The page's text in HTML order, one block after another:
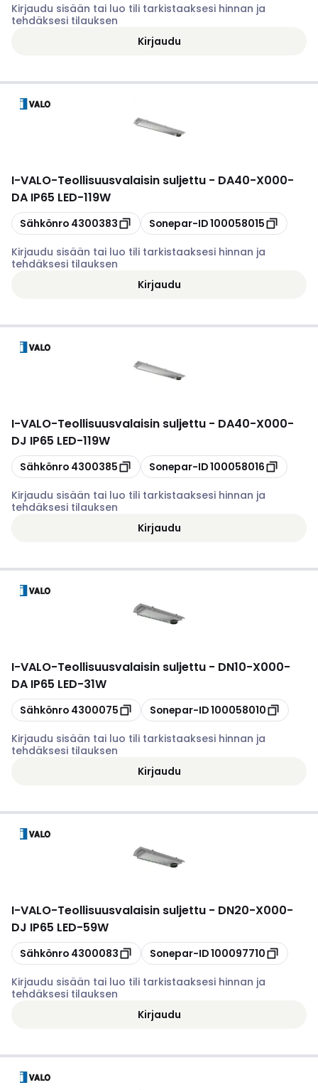
Kirjaudu sisään tai luo tili tarkistaaksesi hinnan ja
tehdäksesi tilauksen
Kirjaudu
I-VALO-Teollisuusvalaisin suljettu - DA40-X000-
DA IP65 LED-119W
Kopioi
Sähkönro 4300383 Kopioi
Sonepar-ID100058015
Kirjaudu sisään tai luo tili tarkistaaksesi hinnan ja
tehdäksesi tilauksen
Kirjaudu
I-VALO-Teollisuusvalaisin suljettu - DA40-X000-
DJ IP65 LED-119W
Kopioi
Sähkönro 4300385 Kopioi
Sonepar-ID100058016
Kirjaudu sisään tai luo tili tarkistaaksesi hinnan ja
tehdäksesi tilauksen
Kirjaudu
I-VALO-Teollisuusvalaisin suljettu - DN10-X000-
DA IP65 LED-31W
Kopioi
Sähkönro 4300075 Kopioi
Sonepar-ID100058010
Kirjaudu sisään tai luo tili tarkistaaksesi hinnan ja
tehdäksesi tilauksen
Kirjaudu
I-VALO-Teollisuusvalaisin suljettu - DN20-X000-
DJ IP65 LED-59W
Kopioi
Sähkönro 4300083 Kopioi
Sonepar-ID100097710
Kirjaudu sisään tai luo tili tarkistaaksesi hinnan ja
tehdäksesi tilauksen
Kirjaudu